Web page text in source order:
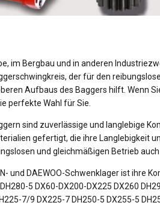
im Bergbau und in anderen
der für den
Aufbaus des Baggers hilft. Wenn
perfekte Wahl für Sie.
sind zuverlässige und langlebige
gefertigt, die ihre Langlebigkeit
und gleichmäßigen Betrieb
und DAEWOO-Schwenklager ist ihre
5 DX60-DX200-DX225 DX260
7/9 DX225-7 DH250-5 DX255-5